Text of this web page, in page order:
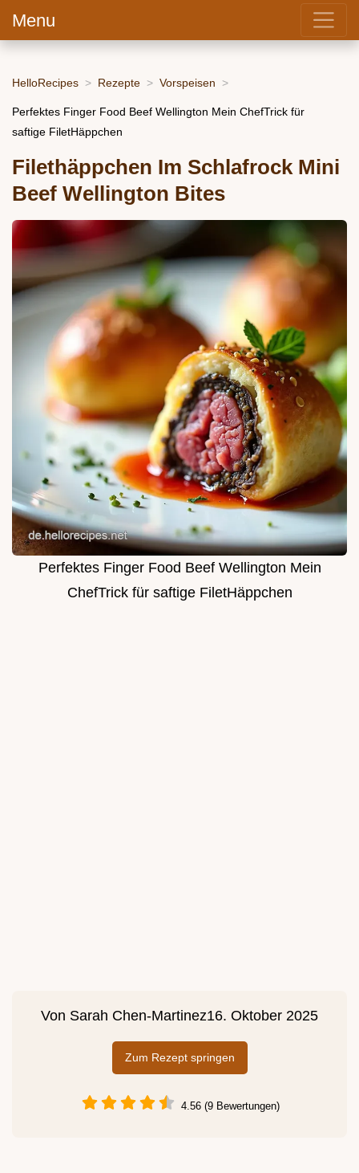
Menu
HelloRecipes Rezepte Vorspeisen
Perfektes Finger Food Beef Wellington Mein ChefTrick für
saftige FiletHäppchen
Filethäppchen Im Schlafrock Mini
Beef Wellington Bites
Perfektes Finger Food Beef Wellington Mein
ChefTrick für saftige FiletHäppchen
Von Sarah Chen-Martinez16. Oktober 2025
Zum Rezept springen
4.56 (9 Bewertungen)